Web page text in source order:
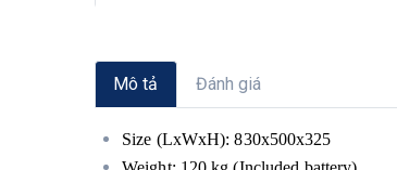
Mô tả Đánh giá
Size (LxWxH): 830x500x325